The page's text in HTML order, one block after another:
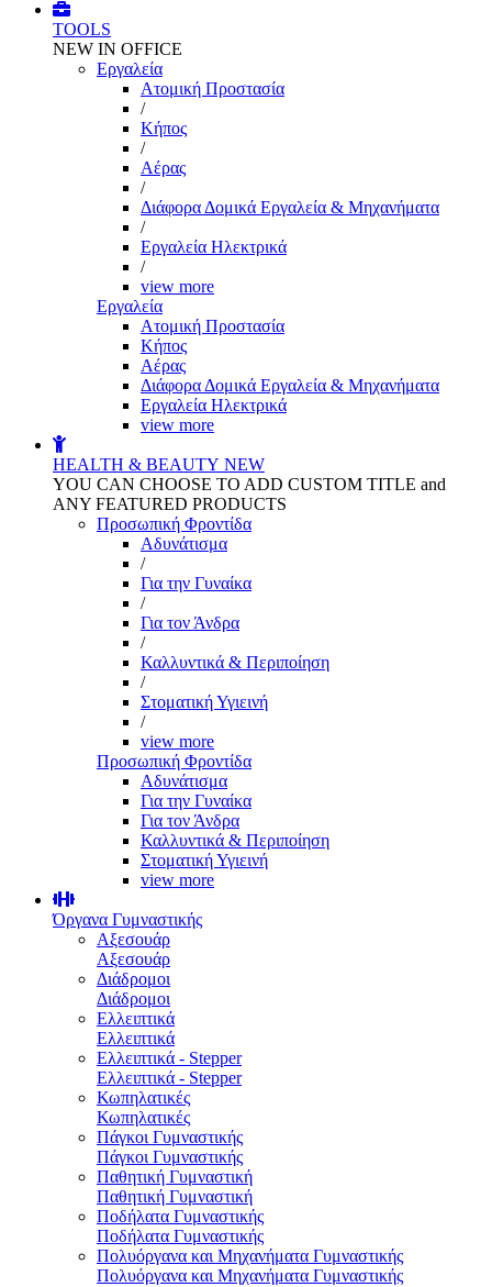
TOOLS
NEW IN OFFICE
Εργαλεία
Aτομική Προστασία
/
Kήπος
/
Αέρας
/
Διάφορα Δομικά Εργαλεία & Μηχανήματα
/
Εργαλεία Ηλεκτρικά
/
view more
Εργαλεία
Aτομική Προστασία
Kήπος
Αέρας
Διάφορα Δομικά Εργαλεία & Μηχανήματα
Εργαλεία Ηλεκτρικά
view more
HEALTH & BEAUTY NEW
YOU CAN CHOOSE TO ADD CUSTOM TITLE and
ANY FEATURED PRODUCTS
Προσωπική Φροντίδα
Αδυνάτισμα
/
Για την Γυναίκα
/
Για τον Άνδρα
/
Καλλυντικά & Περιποίηση
/
Στοματική Υγιεινή
/
view more
Προσωπική Φροντίδα
Αδυνάτισμα
Για την Γυναίκα
Για τον Άνδρα
Καλλυντικά & Περιποίηση
Στοματική Υγιεινή
view more
Όργανα Γυμναστικής
Αξεσουάρ
Αξεσουάρ
Διάδρομοι
Διάδρομοι
Ελλειπτικά
Ελλειπτικά
Ελλειπτικά - Stepper
Ελλειπτικά - Stepper
Κωπηλατικές
Κωπηλατικές
Πάγκοι Γυμναστικής
Πάγκοι Γυμναστικής
Παθητική Γυμναστική
Παθητική Γυμναστική
Ποδήλατα Γυμναστικής
Ποδήλατα Γυμναστικής
Πολυόργανα και Μηχανήματα Γυμναστικής
Πολυόργανα και Μηχανήματα Γυμναστικής